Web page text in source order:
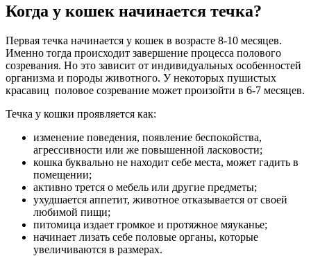
Когда у кошек начинается течка?
Первая течка начинается у кошек в возрасте 8-10 месяцев.
Именно тогда происходит завершение процесса полового
созревания. Но это зависит от индивидуальных особенностей
организма и породы животного. У некоторых пушистых
красавиц половое созревание может произойти в 6-7 месяцев.
Течка у кошки проявляется как:
изменение поведения, появление беспокойства,
агрессивности или же повышенной ласковости;
кошка буквально не находит себе места, может гадить в
помещении;
активно трется о мебель или другие предметы;
ухудшается аппетит, животное отказывается от своей
любимой пищи;
питомица издает громкое и протяжное мяуканье;
начинает лизать себе половые органы, которые
увеличиваются в размерах.